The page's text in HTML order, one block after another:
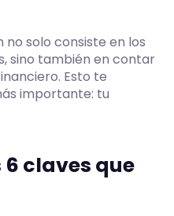
solo consiste en los
sino también en contar
Esto te
importante: tu
6 claves que